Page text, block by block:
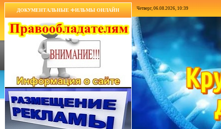
ДОКУМЕНТАЛЬНЫЕ ФИЛЬМЫ ОНЛАЙН Четверг, 06.08.2026, 10:39